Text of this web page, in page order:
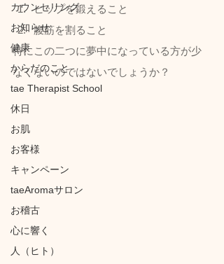
カウンセリング
お知らせ
健康
からだのこと
tae Therapist School
休日
お肌
お客様
キャンペーン
taeAromaサロン
お稽古
心に響く
人（ヒト）
ヒップを鍛えること
腹筋を割ること
特にこの二つに夢中になっている方が少
なくないのではないでしょうか？